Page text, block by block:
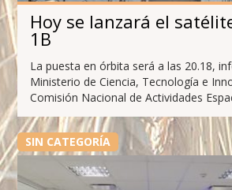
Hoy se lanzará el
1B
La puesta en órbita será a las 20.18,
Ministerio de Ciencia, Tecnología e
Comisión Nacional de Actividades
SIN CATEGORÍA